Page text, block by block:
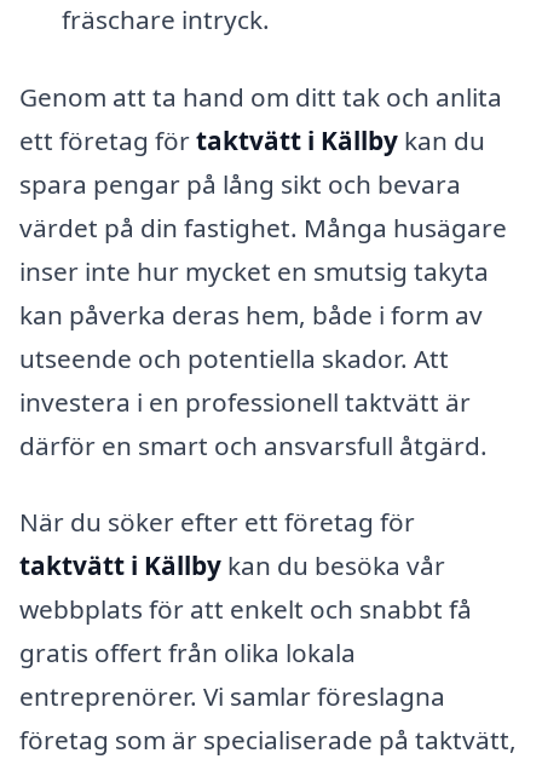
fräschare intryck.
Genom att ta hand om ditt tak och anlita
ett företag förtaktvätt i Källby kan du
spara pengar på lång sikt och bevara
värdet på din fastighet. Många husägare
inser inte hur mycket en smutsig takyta
kan påverka deras hem, både i form av
utseende och potentiella skador. Att
investera i en professionell taktvätt är
därför en smart och ansvarsfull åtgärd.
När du söker efter ett företag för
taktvätt i Källby kan du besöka vår
webbplats för att enkelt och snabbt få
gratis offert från olika lokala
entreprenörer. Vi samlar föreslagna
företag som är specialiserade på taktvätt,